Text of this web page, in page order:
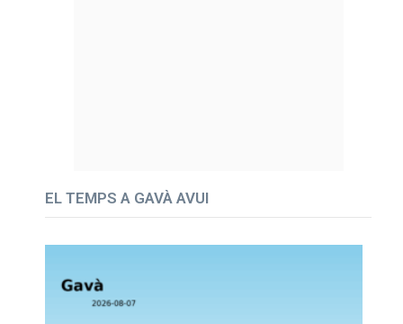
EL TEMPS A GAVÀ AVUI